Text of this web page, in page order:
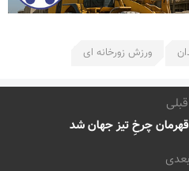
ورزش زورخانه ای
قبلی
قهرمان چرخِ تیز جهان شد
بعدی